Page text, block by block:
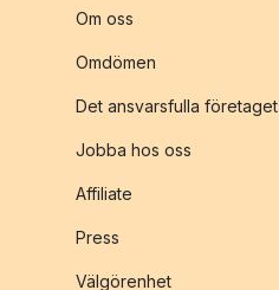
Om oss
Omdömen
Det ansvarsfulla företaget
Jobba hos oss
Affiliate
Press
Välgörenhet